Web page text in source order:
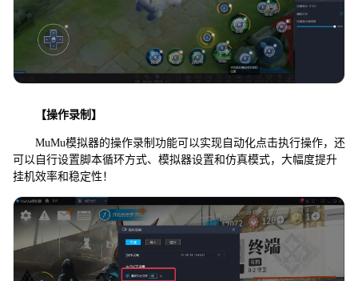
【操作录制】
MuMu模拟器的操作录制功能可以实现自动化点击执行操作，还
可以自行设置脚本循环方式、模拟器设置和仿真模式，大幅度提升
挂机效率和稳定性！